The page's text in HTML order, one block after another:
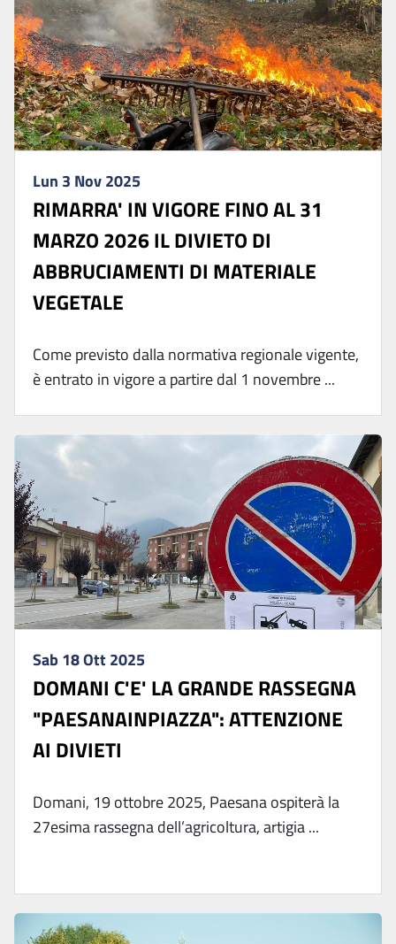
Lun 3 Nov 2025
RIMARRA' IN VIGORE FINO AL 31
MARZO 2026 IL DIVIETO DI
ABBRUCIAMENTI DI MATERIALE
VEGETALE
Come previsto dalla normativa regionale vigente,
è entrato in vigore a partire dal 1 novembre ...
Sab 18 Ott 2025
DOMANI C'E' LA GRANDE RASSEGNA
"PAESANAINPIAZZA": ATTENZIONE
AI DIVIETI
Domani, 19 ottobre 2025, Paesana ospiterà la
27esima rassegna dell’agricoltura, artigia ...